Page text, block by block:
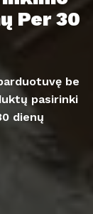
Per 30
be
pasirinki
dienų